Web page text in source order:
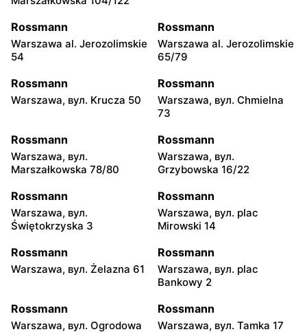
Rossmann
Warszawa al. Jerozolimskie
54
Rossmann
Warszawa al. Jerozolimskie
65/79
Rossmann
Warszawa, вул. Krucza 50
Rossmann
Warszawa, вул. Chmielna
73
Rossmann
Warszawa, вул.
Marszałkowska 78/80
Rossmann
Warszawa, вул.
Grzybowska 16/22
Rossmann
Warszawa, вул.
Świętokrzyska 3
Rossmann
Warszawa, вул. plac
Mirowski 14
Rossmann
Warszawa, вул. Żelazna 61
Rossmann
Warszawa, вул. plac
Bankowy 2
Rossmann
Warszawa, вул. Ogrodowa
Rossmann
Warszawa, вул. Tamka 17